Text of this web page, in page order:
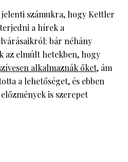
jelenti számukra, hogy Kettler
a hírek a
bár néhány
az elmúlt hetekben, hogy
alkalmaznák őket, ám
a lehetőséget, és ebben
is szerepet